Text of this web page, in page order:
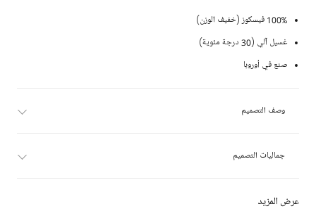
عرض المزيد
100% فيسكوز (خفيف الوزن)
غسيل آلي (30 درجة مئوية)
صنع في أوروبا
وصف التصميم
جماليات التصميم